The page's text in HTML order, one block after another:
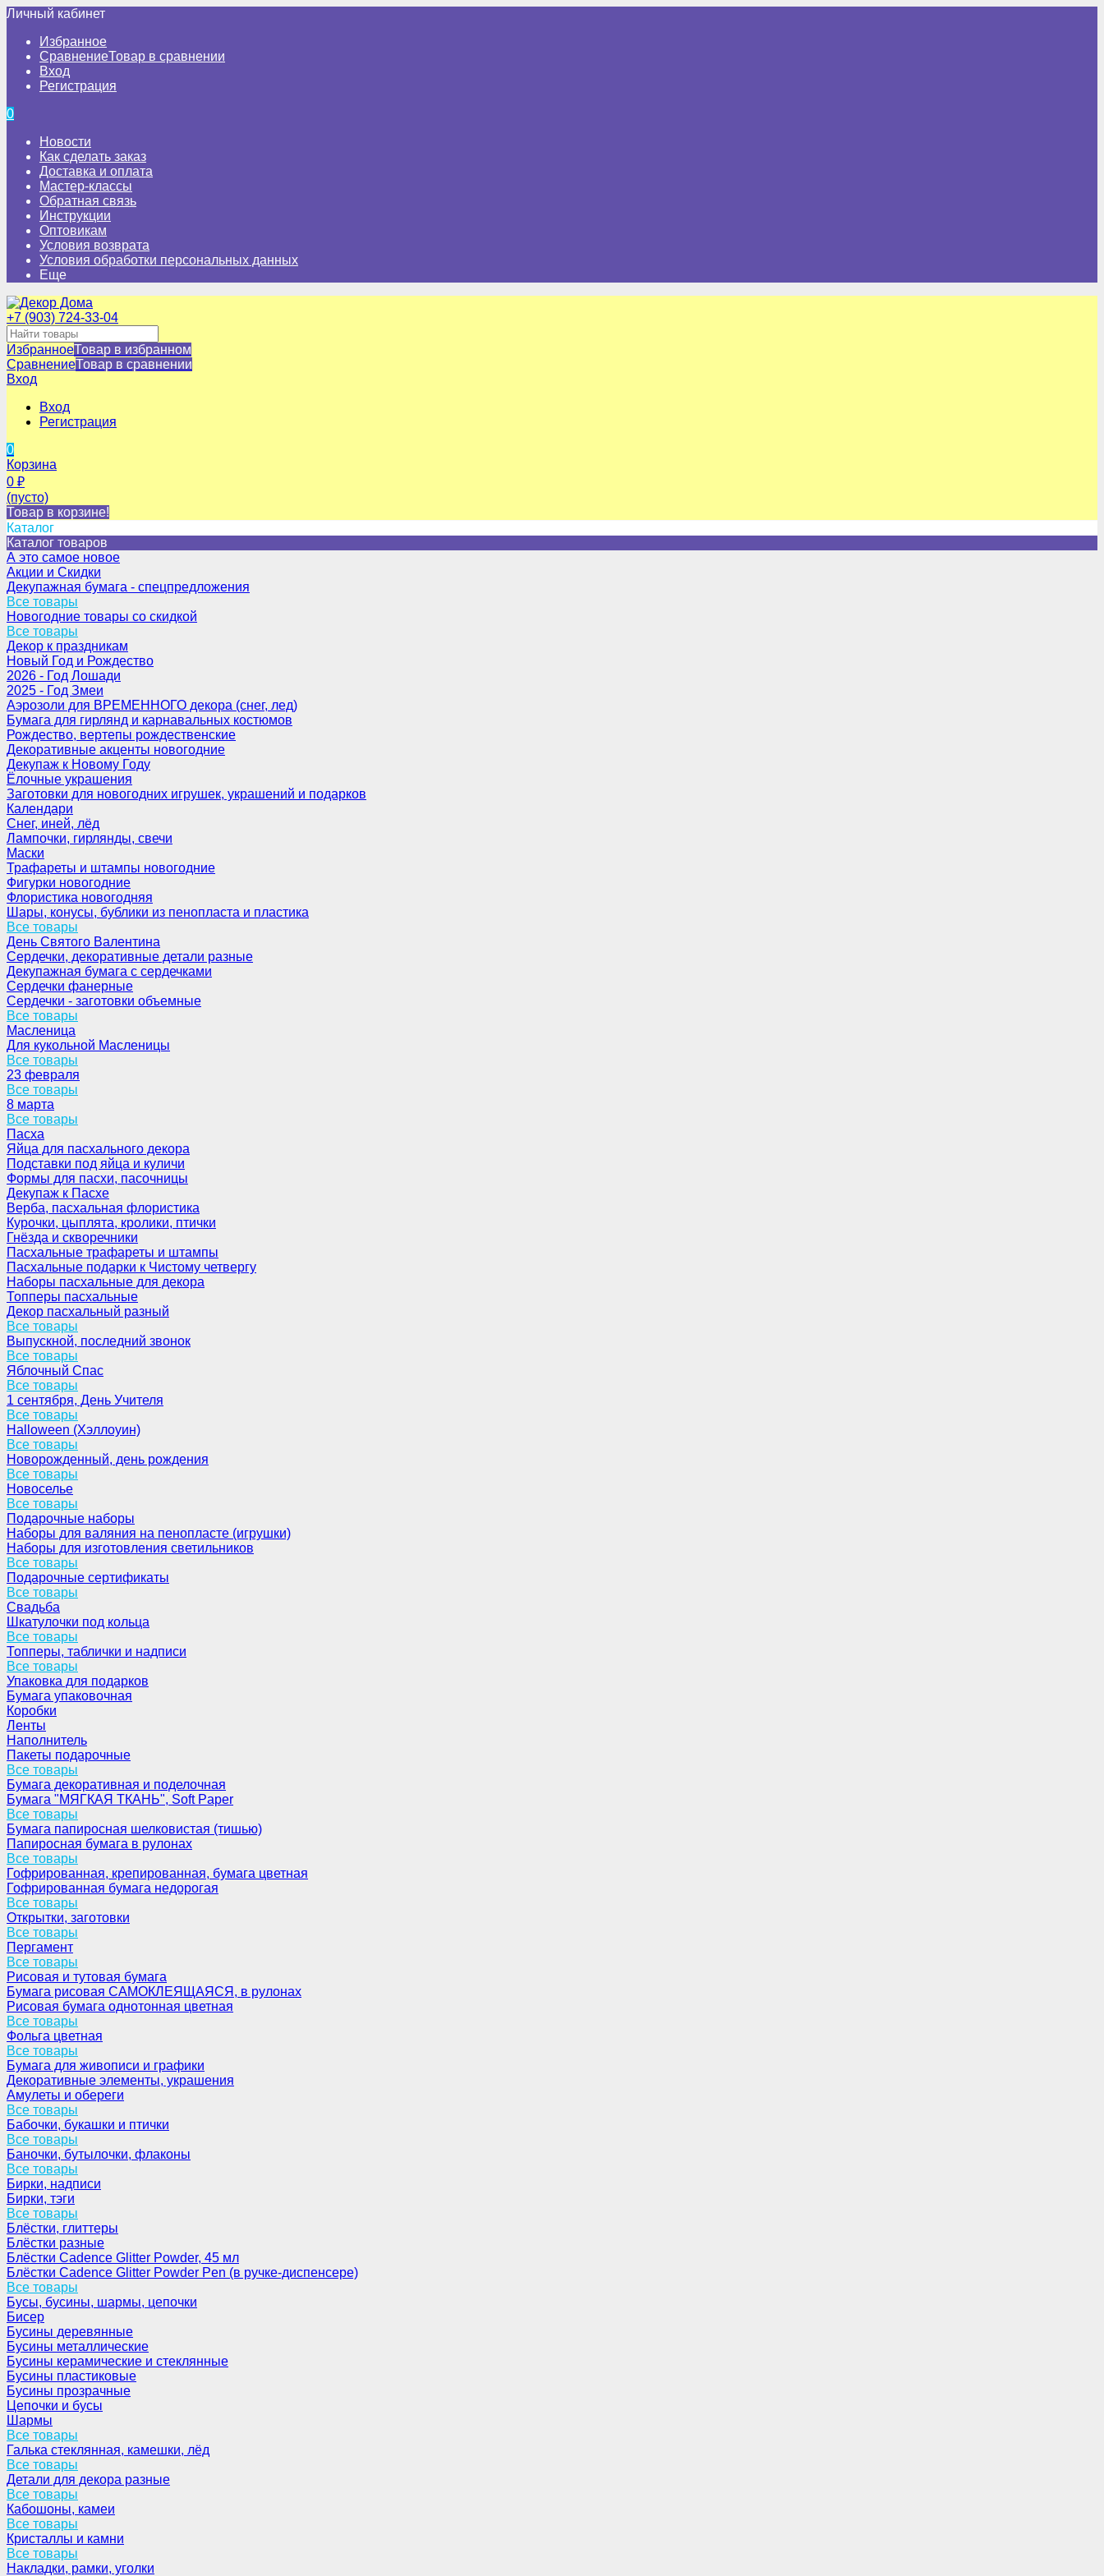
Личный кабинет
Избранное
СравнениеТовар в сравнении
Вход
Регистрация
0
Новости
Как сделать заказ
Доставка и оплата
Мастер-классы
Обратная связь
Инструкции
Оптовикам
Условия возврата
Условия обработки персональных данных
Еще
+7 (903) 724-33-04
ИзбранноеТовар в избранном
СравнениеТовар в сравнении
Вход
Вход
Регистрация
0
Корзина
0 ₽
(пусто)
Товар в корзине!
Каталог
Каталог товаров
А это самое новое
Акции и Скидки
Декупажная бумага - спецпредложения
Все товары
Новогодние товары со скидкой
Все товары
Декор к праздникам
Новый Год и Рождество
2026 - Год Лошади
2025 - Год Змеи
Аэрозоли для ВРЕМЕННОГО декора (снег, лед)
Бумага для гирлянд и карнавальных костюмов
Рождество, вертепы рождественские
Декоративные акценты новогодние
Декупаж к Новому Году
Ёлочные украшения
Заготовки для новогодних игрушек, украшений и подарков
Календари
Снег, иней, лёд
Лампочки, гирлянды, свечи
Маски
Трафареты и штампы новогодние
Фигурки новогодние
Флористика новогодняя
Шары, конусы, бублики из пенопласта и пластика
Все товары
День Святого Валентина
Сердечки, декоративные детали разные
Декупажная бумага с сердечками
Сердечки фанерные
Сердечки - заготовки объемные
Все товары
Масленица
Для кукольной Масленицы
Все товары
23 февраля
Все товары
8 марта
Все товары
Пасха
Яйца для пасхального декора
Подставки под яйца и куличи
Формы для пасхи, пасочницы
Декупаж к Пасхе
Верба, пасхальная флористика
Курочки, цыплята, кролики, птички
Гнёзда и скворечники
Пасхальные трафареты и штампы
Пасхальные подарки к Чистому четвергу
Наборы пасхальные для декора
Топперы пасхальные
Декор пасхальный разный
Все товары
Выпускной, последний звонок
Все товары
Яблочный Спас
Все товары
1 сентября, День Учителя
Все товары
Halloween (Хэллоуин)
Все товары
Новорожденный, день рождения
Все товары
Новоселье
Все товары
Подарочные наборы
Наборы для валяния на пенопласте (игрушки)
Наборы для изготовления светильников
Все товары
Подарочные сертификаты
Все товары
Свадьба
Шкатулочки под кольца
Все товары
Топперы, таблички и надписи
Все товары
Упаковка для подарков
Бумага упаковочная
Коробки
Ленты
Наполнитель
Пакеты подарочные
Все товары
Бумага декоративная и поделочная
Бумага "МЯГКАЯ ТКАНЬ", Soft Paper
Все товары
Бумага папиросная шелковистая (тишью)
Папиросная бумага в рулонах
Все товары
Гофрированная, крепированная, бумага цветная
Гофрированная бумага недорогая
Все товары
Открытки, заготовки
Все товары
Пергамент
Все товары
Рисовая и тутовая бумага
Бумага рисовая САМОКЛЕЯЩАЯСЯ, в рулонах
Рисовая бумага однотонная цветная
Все товары
Фольга цветная
Все товары
Бумага для живописи и графики
Декоративные элементы, украшения
Амулеты и обереги
Все товары
Бабочки, букашки и птички
Все товары
Баночки, бутылочки, флаконы
Все товары
Бирки, надписи
Бирки, тэги
Все товары
Блёстки, глиттеры
Блёстки разные
Блёстки Cadence Glitter Powder, 45 мл
Блёстки Cadence Glitter Powder Pen (в ручке-диспенсере)
Все товары
Бусы, бусины, шармы, цепочки
Бисер
Бусины деревянные
Бусины металлические
Бусины керамические и стеклянные
Бусины пластиковые
Бусины прозрачные
Цепочки и бусы
Шармы
Все товары
Галька стеклянная, камешки, лёд
Все товары
Детали для декора разные
Все товары
Кабошоны, камеи
Все товары
Кристаллы и камни
Все товары
Накладки, рамки, уголки